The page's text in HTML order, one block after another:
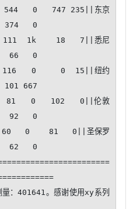
0   747 235||东京
374   0
1k    18   7||悉尼
66   0
116   0     0  15||纽约
667
81   0   102   0||伦敦
92   0
60   0    81   0||圣保罗
62   0
：401641。感谢使用xy系列